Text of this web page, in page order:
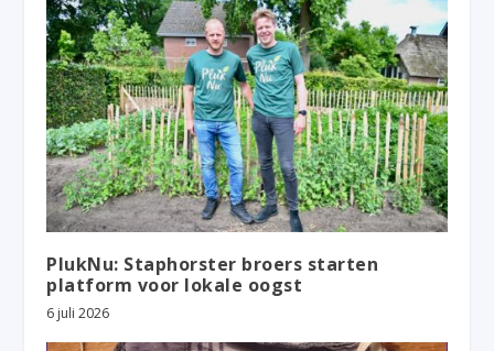
PlukNu: Staphorster broers starten
platform voor lokale oogst
6 juli 2026